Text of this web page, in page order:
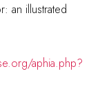
an illustrated
aphia.php?